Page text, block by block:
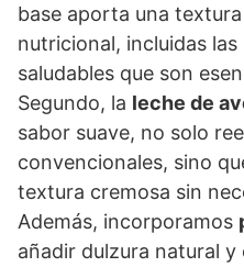
base aporta una
nutricional, incluidas
saludables que son
Segundo, la leche de
sabor suave, no solo
convencionales, sino
textura cremosa sin
Además, incorporamos
añadir dulzura natural y